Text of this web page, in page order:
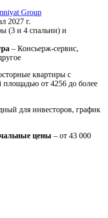
Group
2027 г.
(3 и 4 спальни) и
– Консьерж-сервис,
квартиры с
от 4256 до более
для инвесторов, график
цены – от 43 000